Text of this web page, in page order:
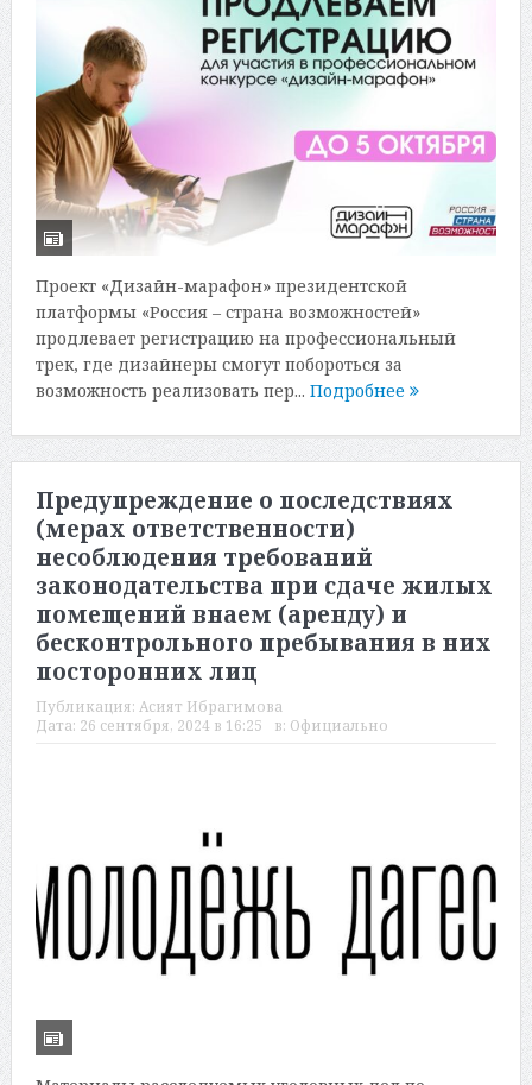
Проект «Дизайн-марафон» президентской
платформы «Россия – страна возможностей»
продлевает регистрацию на профессиональный
трек, где дизайнеры смогут побороться за
возможность реализовать пер... Подробнее
Предупреждение о последствиях
(мерах ответственности)
несоблюдения требований
законодательства при сдаче жилых
помещений внаем (аренду) и
бесконтрольного пребывания в них
посторонних лиц
Публикация: Асият Ибрагимова
Дата: 26 сентября, 2024 в 16:25 в: Официально